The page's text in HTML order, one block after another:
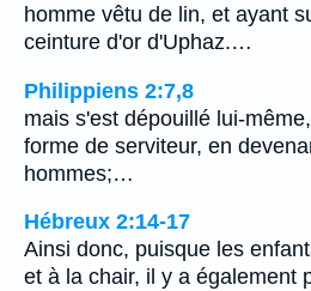
homme vêtu de lin, et ayant
ceinture d'or d'Uphaz.…
Philippiens 2:7,8
mais s'est dépouillé lui-
forme de serviteur, en
hommes;…
Hébreux 2:14-17
Ainsi donc, puisque les
et à la chair, il y a également